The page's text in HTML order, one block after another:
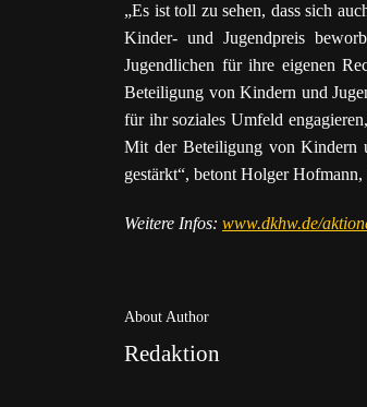
„Es ist toll zu sehen, dass sich
Kinder- und Jugendpreis
Jugendlichen für ihre eigenen
Beteiligung von Kindern und
für ihr soziales Umfeld
Mit der Beteiligung von Kindern
gestärkt“, betont Holger
Weitere Infos: www.dkhw.de/
About Author
Redaktion